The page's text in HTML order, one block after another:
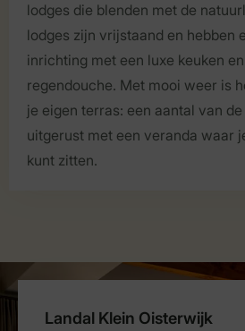
lodges die blenden met de
lodges zijn vrijstaand en hebben
inrichting met een luxe keuken
regendouche. Met mooi weer is
je eigen terras: een aantal van
uitgerust met een veranda waar
kunt zitten.